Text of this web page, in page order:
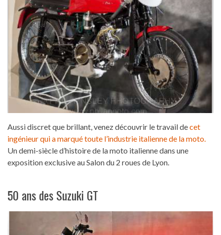
Aussi discret que brillant, venez découvrir le travail decet
ingénieur qui a marqué toute l’industrie italienne de la moto.
Un demi-siècle d’histoire de la moto italienne dans une
exposition exclusive au Salon du 2 roues de Lyon.
50 ans des Suzuki GT